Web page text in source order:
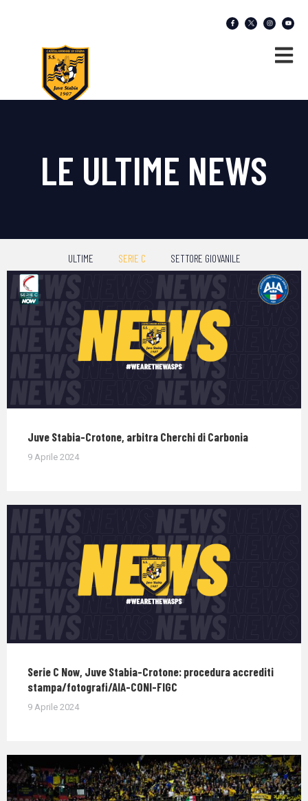
LE ULTIME NEWS
ULTIME SERIE C SETTORE GIOVANILE
Juve Stabia-Crotone, arbitra Cherchi di Carbonia
9 Aprile 2024
Serie C Now, Juve Stabia-Crotone: procedura accrediti
stampa/fotografi/AIA-CONI-FIGC
9 Aprile 2024